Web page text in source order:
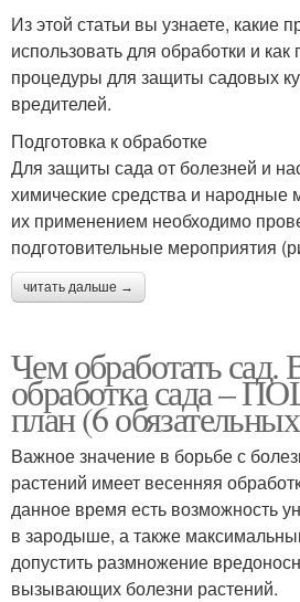
Из этой статьи вы узнаете, какие
использовать для обработки и
процедуры для защиты садовых
вредителей.
Подготовка к обработке
Для защиты сада от болезней и
химические средства и народные
их применением необходимо
подготовительные мероприятия
читать дальше →
Чем обработать сад.
обработка сада –
план (6
Важное значение в борьбе с
растений имеет весенняя
данное время есть возможность
в зародыше, а также
допустить размножение
вызывающих болезни растений.